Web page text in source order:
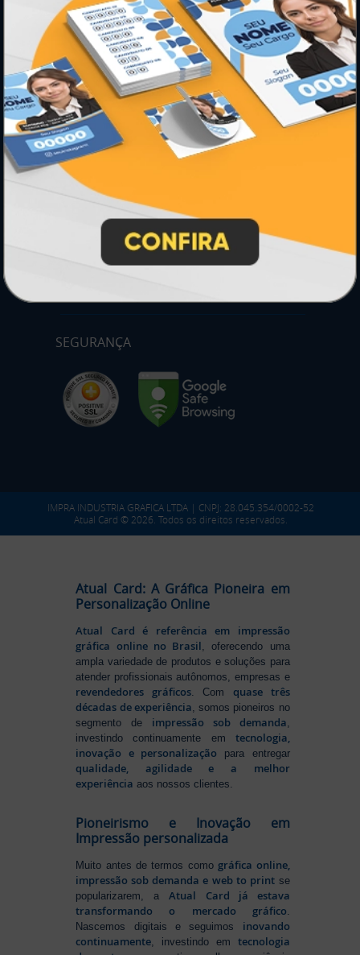
PAGUE COM
* Pagamento com cartão de crédito terá valor adicional.
** Pagamentos a prazo poderão ter acréscimo.
*** Nota fiscal sujeita a emissão de acordo com prestador de
serviço, conforme legislação pertinente.
SEGURANÇA
IMPRA INDUSTRIA GRAFICA LTDA | CNPJ: 28.045.354/0002-52
Atual Card © 2026. Todos os direitos reservados.
Atual Card: A Gráfica Pioneira em
Personalização Online
Atual Card é referência em impressão
gráfica online no Brasil, oferecendo uma
ampla variedade de produtos e soluções para
atender profissionais autônomos, empresas e
revendedores gráficos. Comquase três
décadas de experiência, somos pioneiros no
segmento de impressão sob demanda,
investindo continuamente em tecnologia,
inovação e personalização para entregar
qualidade, agilidade e a melhor
experiência aos nossos clientes.
Pioneirismo e Inovação em
Impressão personalizada
Muito antes de termos como gráfica online,
impressão sob demanda e web to printse
popularizarem, aAtual Card já estava
transformando o mercado gráfico
Nascemos digitais e seguimos inovando
continuamente , investindo em tecnologia